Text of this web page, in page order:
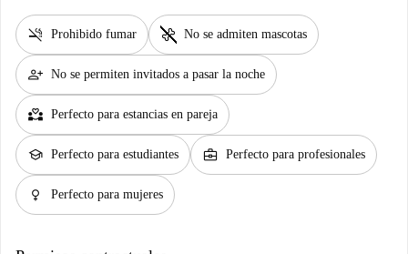
smoke_free Prohibido fumar pet_supplies No se admiten mascotas
person_add No se permiten invitados a pasar la noche
partner_heart Perfecto para estancias en pareja
school Perfecto para estudiantes business_center Perfecto para profesionales
female Perfecto para mujeres